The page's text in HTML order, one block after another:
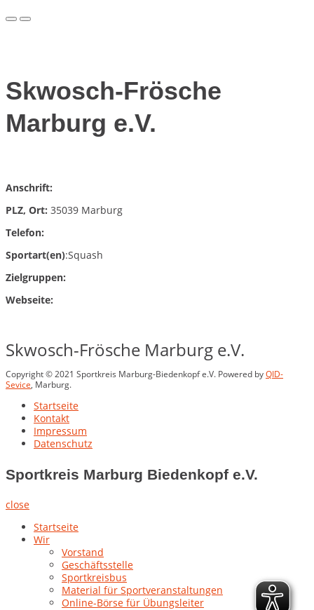
PrimaryPrimary
Skwosch-Frösche
Marburg e.V.
Anschrift:
PLZ, Ort: 35039 Marburg
Telefon:
Sportart(en):Squash
Zielgruppen:
Webseite:
Skwosch-Frösche Marburg e.V.
Copyright © 2021 Sportkreis Marburg-Biedenkopf e.V. Powered byQID-
Sevice, Marburg.
Startseite
Kontakt
Impressum
Datenschutz
Sportkreis Marburg Biedenkopf e.V.
close
Startseite
Wir
Vorstand
Geschäftsstelle
Sportkreisbus
Material für Sportveranstaltungen
Online-Börse für Übungsleiter